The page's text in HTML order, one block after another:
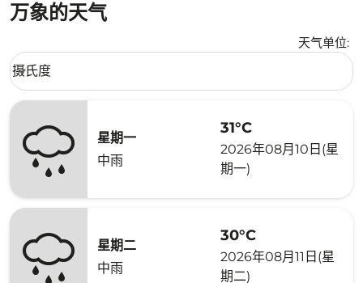
万象的天气
天气单位:
Weather unit option 摄氏度 Selected
摄氏度
keyboard_arrow_down
星期一
中雨
31°C
2026年08月10日(星
期一)
星期二
中雨
30°C
2026年08月11日(星
期二)